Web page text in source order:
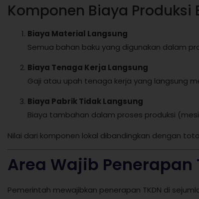
Komponen Biaya Produksi
Biaya Material Langsung
Semua bahan baku yang digunakan dalam
Biaya Tenaga Kerja Langsung
Gaji atau upah tenaga kerja yang langsung
Biaya Pabrik Tidak Langsung
Biaya tambahan dalam proses produksi
Nilai dari komponen lokal dibandingkan dengan
Area Wajib Penerapan
Pemerintah mewajibkan penerapan TKDN di